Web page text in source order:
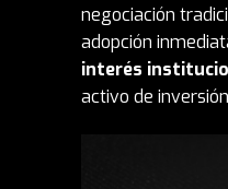
negociación
adopción
interés
activo de